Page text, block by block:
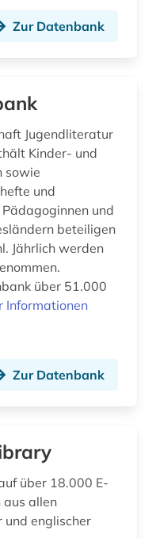
Zur Datenbank
Jugendliteratur
Kinder- und
sowie
und
und
beteiligen
Jährlich werden
über 51.000
Informationen
Zur Datenbank
über 18.000 E-
aus allen
und englischer